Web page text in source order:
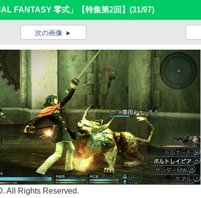
FANTASY 零式」【特集第2回】 (31/97)
次の画像
All Rights Reserved.